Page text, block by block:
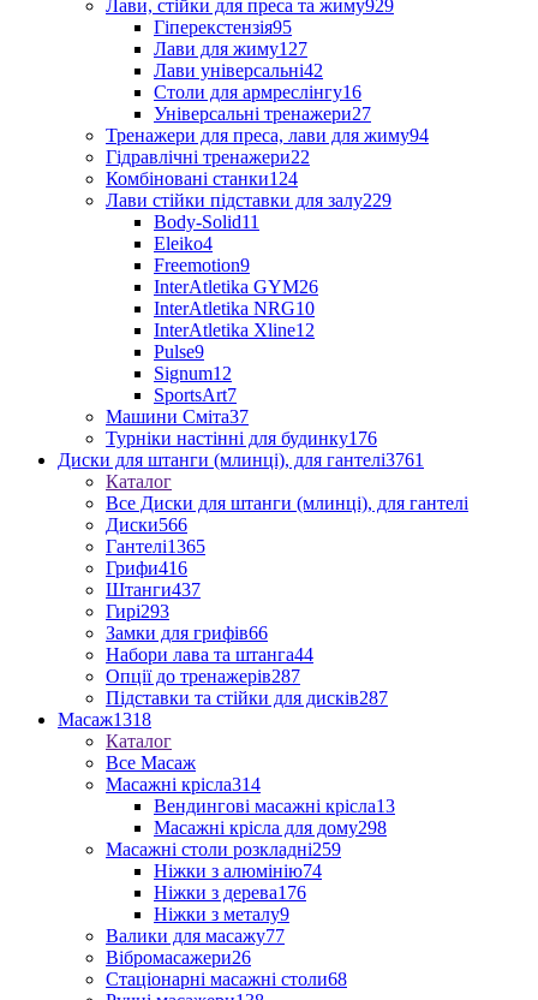
Лави, стійки для преса та жиму929
Гіперекстензія95
Лави для жиму127
Лави універсальні42
Столи для армреслінгу16
Універсальні тренажери27
Тренажери для преса, лави для жиму94
Гідравлічні тренажери22
Комбіновані станки124
Лави стійки підставки для залу229
Body-Solid11
Eleiko4
Freemotion9
InterAtletika GYM26
InterAtletika NRG10
InterAtletika Xline12
Pulse9
Signum12
SportsArt7
Машини Сміта37
Турніки настінні для будинку176
Диски для штанги (млинці), для гантелі3761
Каталог
Все Диски для штанги (млинці), для гантелі
Диски566
Гантелі1365
Грифи416
Штанги437
Гирі293
Замки для грифів66
Набори лава та штанга44
Опції до тренажерів287
Підставки та стійки для дисків287
Масаж1318
Каталог
Все Масаж
Масажні крісла314
Вендингові масажні крісла13
Масажні крісла для дому298
Масажні столи розкладні259
Ніжки з алюмінію74
Ніжки з дерева176
Ніжки з металу9
Валики для масажу77
Вібромасажери26
Стаціонарні масажні столи68